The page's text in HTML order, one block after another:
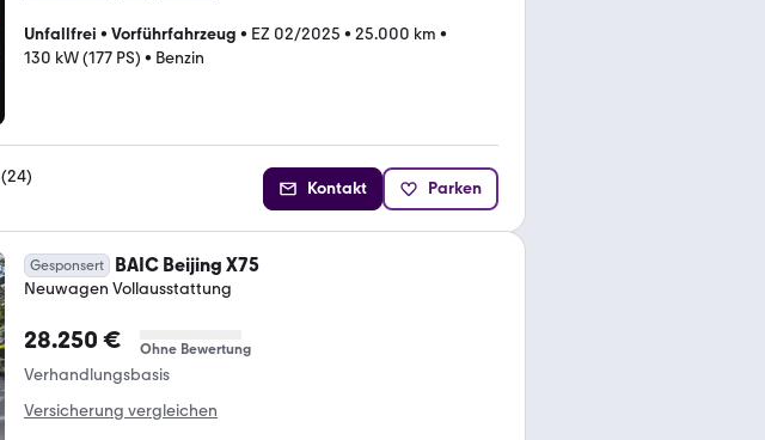
Unfallfrei • Vorführfahrzeug • EZ 02/2025 • 25.000 km •
130 kW (177 PS) • Benzin
(24)
Kontakt Parken
Gesponsert BAIC Beijing X75
Neuwagen Vollausstattung
28.250 € Ohne Bewertung
Verhandlungsbasis
Versicherung vergleichen